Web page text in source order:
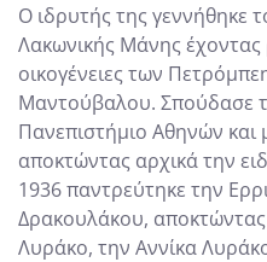
Ο ιδρυτής της γεννήθηκε
Λακωνικής Μάνης έχοντας
οικογένειες των
Μαντούβαλου. Σπούδασε
Πανεπιστήμιο Αθηνών και
αποκτώντας αρχικά την
1936 παντρεύτηκε την
Δρακουλάκου, αποκτώντας
Λυράκο, την Αννίκα